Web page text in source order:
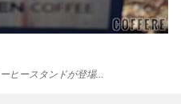
ヒースタンドが登場…